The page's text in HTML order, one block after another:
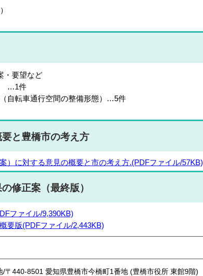
・要望など
…1件
自転車通行空間の整備形態）…5件
と豊橋市の考え方
）に対する意見の概要と市の考え方.(PDFファイル/57KB)
修正案（最終版）
ファイル/9,390KB)
要版(PDFファイル/2,443KB)
/〒440-8501 愛知県豊橋市今橋町1番地 (豊橋市役所 東館9階)